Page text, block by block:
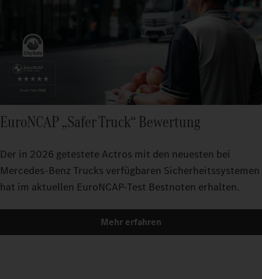
EuroNCAP „Safer Truck“ Bewertung
Der in 2026 getestete Actros mit den neuesten bei
Mercedes-Benz Trucks verfügbaren Sicherheitssystemen
hat im aktuellen EuroNCAP-Test Bestnoten erhalten.
Mehr erfahren